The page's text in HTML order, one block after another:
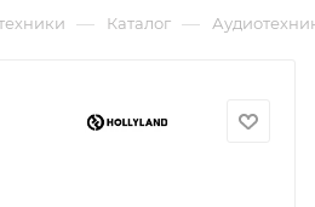
— Каталог —